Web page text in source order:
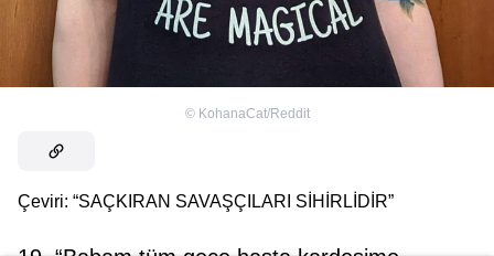
© KohanaCat/Reddit
Çeviri: “SAÇKIRAN SAVAŞÇILARI SİHİRLİDİR”